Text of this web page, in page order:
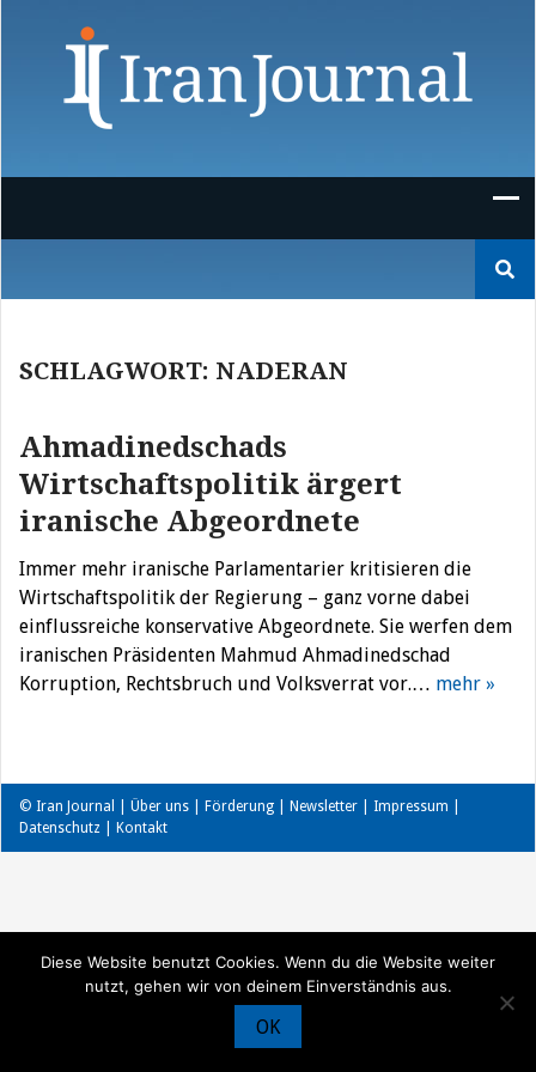
nach:
SCHLAGWORT: NADERAN
Ahmadinedschads
Wirtschaftspolitik ärgert
iranische Abgeordnete
Immer mehr iranische Parlamentarier kritisieren die
Wirtschaftspolitik der Regierung – ganz vorne dabei
einflussreiche konservative Abgeordnete. Sie werfen dem
iranischen Präsidenten Mahmud Ahmadinedschad
Korruption, Rechtsbruch und Volksverrat vor.… mehr »
© Iran Journal | Über uns Förderung Newsletter Impressum
Datenschutz
Kontakt
Diese Website benutzt Cookies. Wenn du die Website weiter
nutzt, gehen wir von deinem Einverständnis aus.
OK